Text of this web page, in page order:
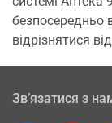
безпосередньо
відрізнятися
Зв’язатися з